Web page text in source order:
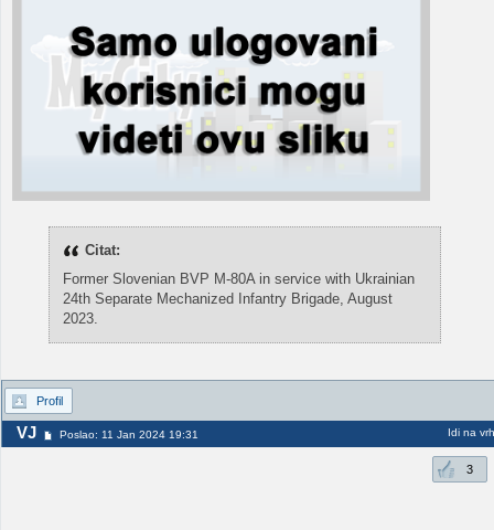
Citat:
Former Slovenian BVP M-80A in service with Ukrainian
24th Separate Mechanized Infantry Brigade, August
2023.
Profil
VJ Poslao: 11 Jan 2024 19:31 Idi na vrh
3